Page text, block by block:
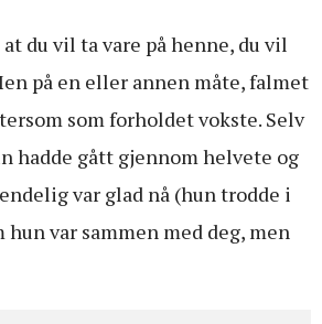
du vil ta vare på henne, du vil
på en eller annen måte, falmet
som forholdet vokste. Selv
hadde gått gjennom helvete og
var glad nå (hun trodde i
var sammen med deg, men